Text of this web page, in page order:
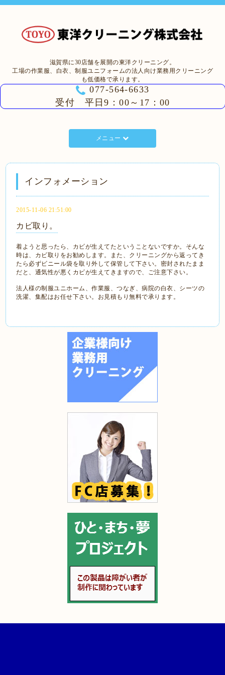
滋賀県に30店舗を展開の東洋クリーニング。
工場の作業服、白衣、制服ユニフォームの法人向け業務用クリーニング
も低価格で承ります。
077-564-6633
受付 平日9：00～17：00
メニュー
インフォメーション
2015-11-06 21:51:00
カビ取り。
着ようと思ったら、カビが生えてたということないですか。そんな
時は、カビ取りをお勧めします。また、クリーニングから返ってき
たら必ずビニール袋を取り外して保管して下さい。密封されたまま
だと、通気性が悪くカビが生えてきますので、ご注意下さい。
法人様の制服ユニホーム、作業服、つなぎ、病院の白衣、シーツの
洗濯、集配はお任せ下さい。お見積もり無料で承ります。